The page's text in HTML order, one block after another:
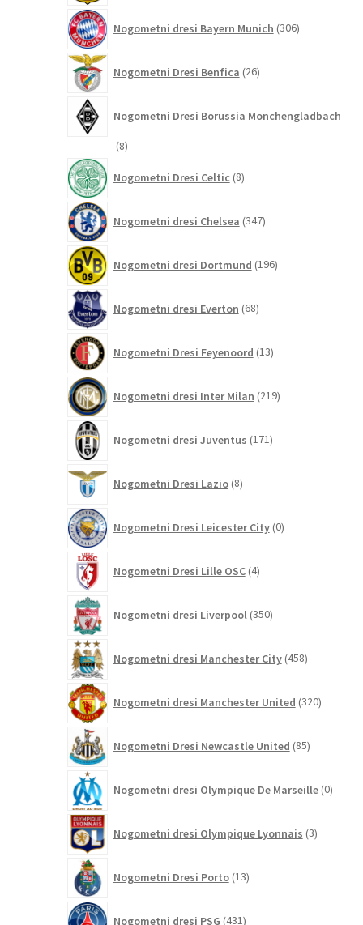
Nogometni dresi Bayern Munich 306izdelkov
Nogometni Dresi Benfica 26izdelkov
Nogometni Dresi Borussia Monchengladbach
88
Nogometni Dresi Celtic 8izdelkov
Nogometni dresi Chelsea 347izdelkov
Nogometni dresi Dortmund 196izdelkov
Nogometni dresi Everton 68izdelkov
Nogometni Dresi Feyenoord 13izdelkov
Nogometni dresi Inter Milan 219izdelkov
Nogometni dresi Juventus 171izdelkov
Nogometni Dresi Lazio 8izdelkov
Nogometni Dresi Leicester City 0izdelkov
Nogometni Dresi Lille OSC 4izdelki
Nogometni dresi Liverpool 350izdelkov
Nogometni dresi Manchester City 458izdelkov
Nogometni dresi Manchester United 320izdelkov
Nogometni Dresi Newcastle United 85izdelkov
Nogometni dresi Olympique De Marseille 0
Nogometni dresi Olympique Lyonnais 3izdelki
Nogometni Dresi Porto 13izdelkov
Nogometni dresi PSG 431